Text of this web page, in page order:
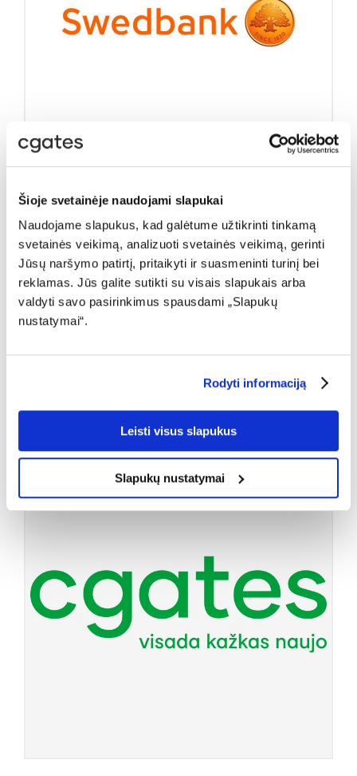
Šioje svetainėje naudojami slapukai
Naudojame slapukus, kad galėtume užtikrinti tinkamą
svetainės veikimą, analizuoti svetainės veikimą, gerinti
Jūsų naršymo patirtį, pritaikyti ir suasmeninti turinį bei
reklamas. Jūs galite sutikti su visais slapukais arba
valdyti savo pasirinkimus spausdami „Slapukų
nustatymai“.
Rodyti informaciją
Leisti visus slapukus
Slapukų nustatymai
„Swedbank“ suteikė 14 mln. eurų
finansavimą „Cgates“ verslo
plėtrai
„Swedbank“ suteikė 14 mln. eurų finansavimą vienam
didžiausių šalyje televizijos ir interneto paslaugų
teikėjų – bendrovei „Cgates“. Lėšos bus skirtos